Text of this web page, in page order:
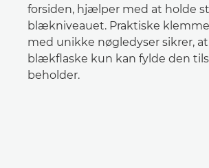
forsiden, hjælper med at holde
blækniveauet. Praktiske
med unikke nøgledyser sikrer,
blækflaske kun kan fylde den
beholder.